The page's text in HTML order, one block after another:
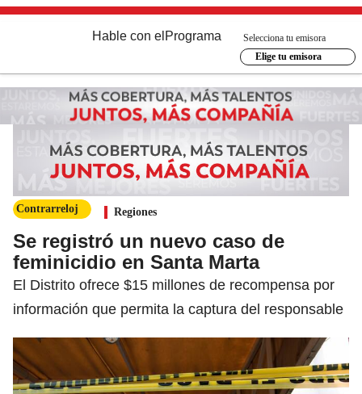
Hable con el Programa
Selecciona tu emisora
Elige tu emisora
Contrarreloj Regiones
Se registró un nuevo caso de
feminicidio en Santa Marta
El Distrito ofrece $15 millones de recompensa por
información que permita la captura del responsable